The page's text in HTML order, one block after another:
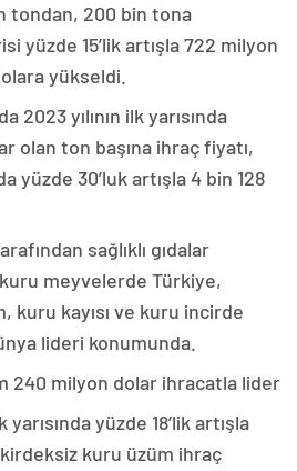
tondan, 200 bin tona
yüzde 15’lik artışla 722 milyon
yükseldi.
2023 yılının ilk yarısında
olan ton başına ihraç fiyatı,
yüzde 30’luk artışla 4 bin 128
sağlıklı gıdalar
meyvelerde Türkiye,
kuru kayısı ve kuru incirde
lideri konumunda.
240 milyon dolar ihracatla lider
yarısında yüzde 18’lik artışla
kuru üzüm ihraç